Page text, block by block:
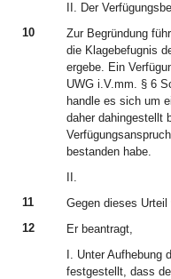
II. Der
10
Zur Begründung
die Klagebefugnis
ergebe. Ein
UWG i.V.mm. § 6
handle es sich um
daher dahingestellt
bestanden habe.
II.
11
Gegen dieses
12
Er beantragt,
I. Unter Aufhebung
festgestellt, dass